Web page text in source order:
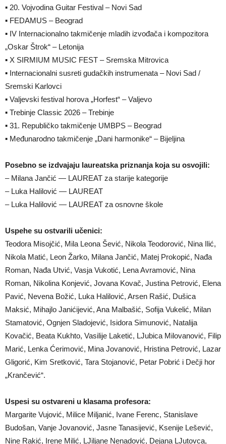
▪ 20. Vojvodina Guitar Festival – Novi Sad
▪ FEDAMUS – Beograd
▪ IV Internacionalno takmičenje mladih izvođača i kompozitora
„Oskar Štrok“ – Letonija
▪ X SIRMIUM MUSIC FEST – Sremska Mitrovica
▪ Internacionalni susreti gudačkih instrumenata – Novi Sad /
Sremski Karlovci
▪ Valjevski festival horova „Horfest“ – Valjevo
▪ Trebinje Classic 2026 – Trebinje
▪ 31. Republičko takmičenje UMBPS – Beograd
▪ Međunarodno takmičenje „Dani harmonike“ – Bijeljina
Posebno se izdvajaju laureatska priznanja koja su osvojili:
– Milana Jančić — LAUREAT za starije kategorije
– Luka Halilović — LAUREAT
– Luka Halilović — LAUREAT za osnovne škole
Uspehe su ostvarili učenici:
Teodora Misojčić, Mila Leona Šević, Nikola Teodorović, Nina Ilić,
Nikola Matić, Leon Žarko, Milana Jančić, Matej Prokopić, Nađa
Roman, Nađa Utvić, Vasja Vukotić, Lena Avramović, Nina
Roman, Nikolina Konjević, Jovana Kovač, Justina Petrović, Elena
Pavić, Nevena Božić, Luka Halilović, Arsen Rašić, Dušica
Maksić, Mihajlo Janićijević, Ana Malbašić, Sofija Vukelić, Milan
Stamatović, Ognjen Sladojević, Isidora Simunović, Natalija
Kovačić, Beata Kukhto, Vasilije Laketić, LJubica Milovanović, Filip
Marić, Lenka Ćerimović, Mina Jovanović, Hristina Petrović, Lazar
Gligorić, Kim Sretković, Tara Stojanović, Petar Pobrić i Dečji hor
„Krančević“.
Uspesi su ostvareni u klasama profesora:
Margarite Vujović, Milice Miljanić, Ivane Ferenc, Stanislave
Budošan, Vanje Jovanović, Jasne Tanasijević, Ksenije Lešević,
Nine Rakić, Irene Milić, LJiljane Nenadović, Dejana LJutovca,